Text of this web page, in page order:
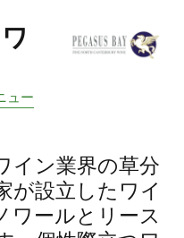
ュー
イン業界の草分
が設立したワイ
ワールとリース